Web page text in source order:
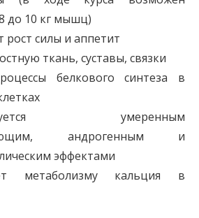
до 10 кг мышц)
рост силы и аппетит
ткань, суставы, связки
белкового синтеза в
умеренным
андрогенным и
эффектами
метаболизму кальция в